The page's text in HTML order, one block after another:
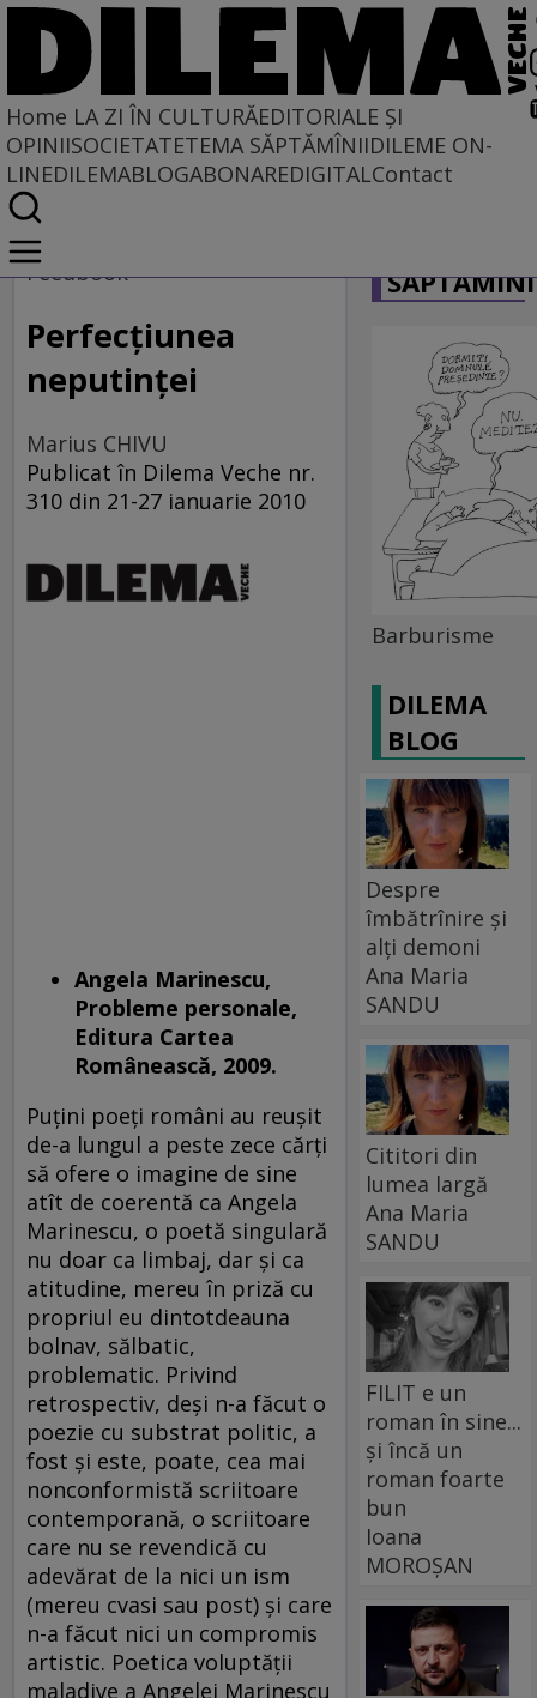
Home LA ZI ÎN CULTURĂEDITORIALE ȘI
OPINIISOCIETATETEMA SĂPTĂMÎNIIDILEME ON-
LINEDILEMABLOGABONAREDIGITALContact
Home
La zi în cultură
Feedbook
Perfecțiunea
neputinței
Marius CHIVU
Publicat în Dilema Veche nr.
310 din 21-27 ianuarie 2010
Angela Marinescu,
Probleme personale,
Editura Cartea
Românească, 2009.
Puţini poeţi români au reuşit
de-a lungul a peste zece cărţi
să ofere o imagine de sine
atît de coerentă ca Angela
Marinescu, o poetă singulară
nu doar ca limbaj, dar şi ca
atitudine, mereu în priză cu
propriul eu dintotdeauna
bolnav, sălbatic,
problematic. Privind
retrospectiv, deşi n-a făcut o
poezie cu substrat politic, a
fost şi este, poate, cea mai
nonconformistă scriitoare
contemporană, o scriitoare
care nu se revendică cu
adevărat de la nici un ism
(mereu cvasi sau post) şi care
n-a făcut nici un compromis
artistic. Poetica voluptăţii
maladive a Angelei Marinescu
Barburisme
DILEMA
BLOG
Despre
îmbătrînire și
alți demoni
Ana Maria
SANDU
Cititori din
lumea largă
Ana Maria
SANDU
FILIT e un
roman în sine...
și încă un
roman foarte
bun
Ioana
MOROȘAN